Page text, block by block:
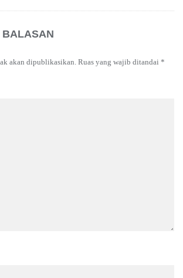
akan dipublikasikan. Ruas yang wajib ditandai *